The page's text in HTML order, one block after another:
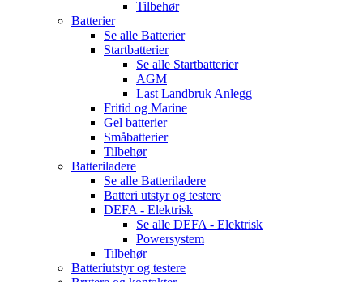
Tilbehør
Batterier
Se alle Batterier
Startbatterier
Se alle Startbatterier
AGM
Last Landbruk Anlegg
Fritid og Marine
Gel batterier
Småbatterier
Tilbehør
Batteriladere
Se alle Batteriladere
Batteri utstyr og testere
DEFA - Elektrisk
Se alle DEFA - Elektrisk
Powersystem
Tilbehør
Batteriutstyr og testere